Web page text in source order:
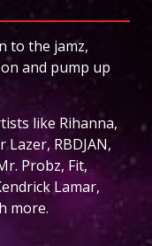
to the jamz,
and pump up
like Rihanna,
RBDJAN,
Probz, Fit,
Lamar,
more.